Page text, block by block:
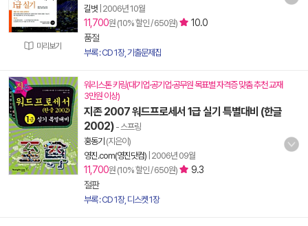
미리보기
길벗 2006년 10월
11,700원 (10% 할인 / 650원)
10.0
품절
부록 : CD 1장, 기출문제집
워리스톤 키링(대기업·공기업·공무원 목표별 자격증 맞춤 추천 교재
3만원 이상)
지존 2007 워드프로세서 1급 실기 특별대비 (한글
2002) - 스프링
홍동기 (지은이)
영진.com(영진닷컴) 2006년 09월
11,700원 (10% 할인 / 650원)
9.3
절판
부록 : CD 1장, 디스켓 1장